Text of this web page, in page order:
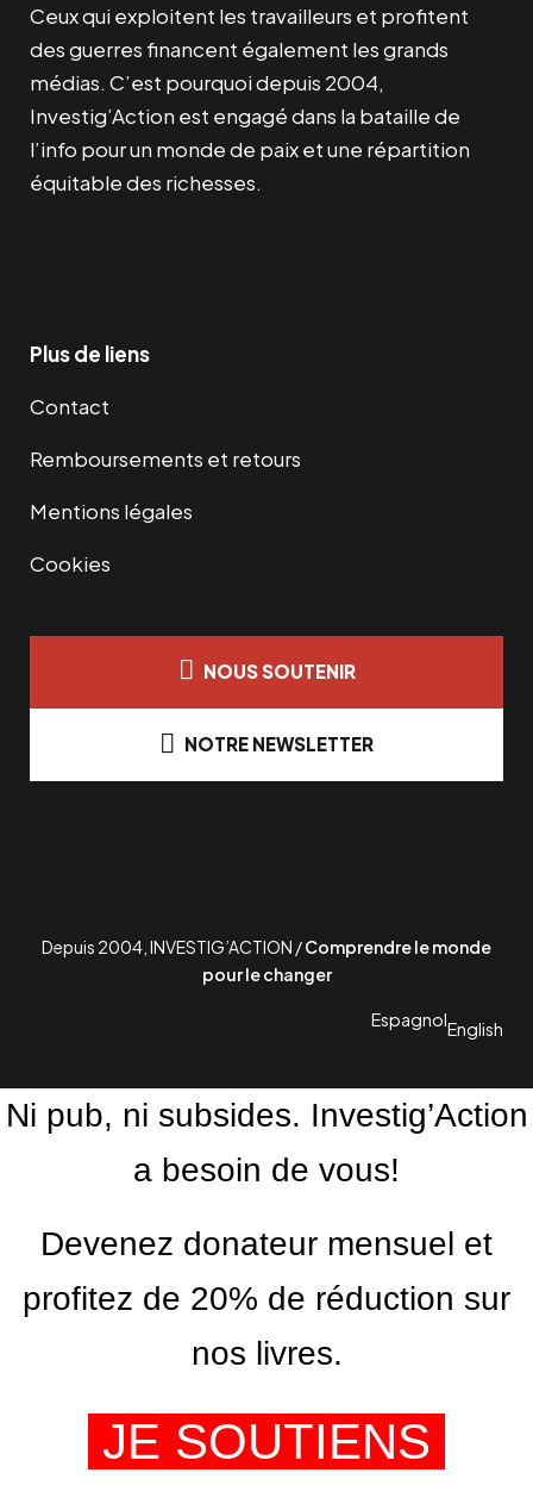
Ceux qui exploitent les travailleurs et profitent
des guerres financent également les grands
médias. C’est pourquoi depuis 2004,
Investig’Action est engagé dans la bataille de
l’info pour un monde de paix et une répartition
équitable des richesses.
Plus de liens
Contact
Remboursements et retours
Mentions légales
Cookies
NOUS SOUTENIR
NOTRE NEWSLETTER
Depuis 2004, INVESTIG’ACTION /Comprendre le monde
pour le changer
EspagnolEnglish
Ni pub, ni subsides. Investig’Action
a besoin de vous!
Devenez donateur mensuel et
profitez de 20% de réduction sur
nos livres.
JE SOUTIENS